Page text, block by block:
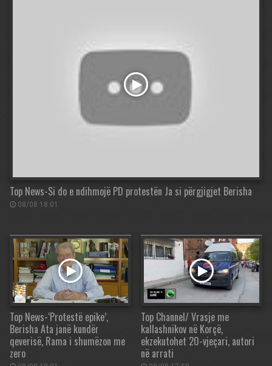
Top News-Si do e ndihmojë PD protestën Ja si përgjigjet Berisha
08/08 18:01
Top News-‘Protestë epike’,
Berisha Ata janë kundër
qeverisë, Rama i shumëzon me
zero
Top Channel/ Vrasje me
kallashnikov në Korçë,
ekzekutohet 20-vjeçari, autori
në arrati